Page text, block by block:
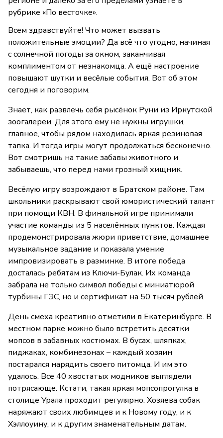
рубрике «По весточке».
Всем здравствуйте! Что может вызвать
положительные эмоции? Да всё что угодно, начиная
с солнечной погоды за окном, заканчивая
комплиментом от незнакомца. А ещё настроение
повышают шутки и весёлые события. Вот об этом
сегодня и поговорим.
Знает, как развлечь себя рысёнок Руни из Иркутской
зоогалереи. Для этого ему не нужны игрушки,
главное, чтобы рядом находилась яркая резиновая
тапка. И тогда игры могут продолжаться бесконечно.
Вот смотришь на такие забавы животного и
забываешь, что перед нами грозный хищник.
Весёлую игру возрождают в Братском районе. Там
школьники раскрывают свой юмористический талант
при помощи КВН. В финальной игре принимали
участие команды из 5 населённых пунктов. Каждая
продемонстрировала жюри приветствие, домашнее
музыкальное задание и показала умение
импровизировать в разминке. В итоге победа
досталась ребятам из Ключи-Булак. Их команда
забрала не только символ победы с миниатюрой
турбины ГЭС, но и сертификат на 50 тысяч рублей.
День смеха креативно отметили в Екатеринбурге. В
местном парке можно было встретить десятки
мопсов в забавных костюмах. В бусах, шляпках,
пиджаках, комбинезонах – каждый хозяин
постарался нарядить своего питомца. И им это
удалось. Все 40 хвостатых модников выглядели
потрясающе. Кстати, такая яркая мопсопрогулка в
столице Урала проходит регулярно. Хозяева собак
наряжают своих любимцев и к Новому году, и к
Хэллоуину, и к другим знаменательным датам.